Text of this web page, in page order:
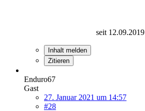
seit 12.09.2019
Inhalt melden
Zitieren
Enduro67
Gast
27. Januar 2021 um 14:57
#28